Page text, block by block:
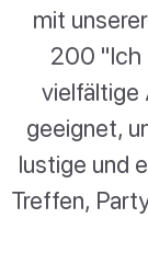
mit
200 "Ich
vielfältige
geeignet,
lustige und
Treffen,